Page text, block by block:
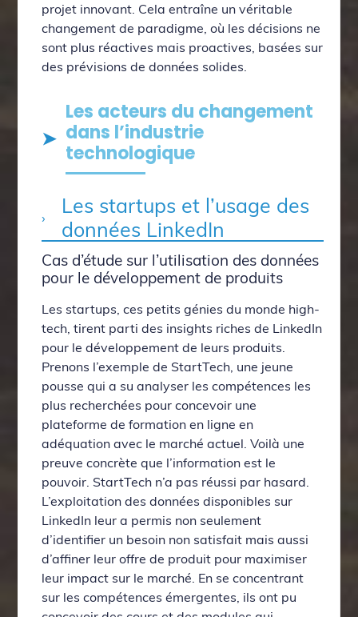
projet innovant. Cela entraîne un véritable
changement de paradigme, où les décisions ne
sont plus réactives mais proactives, basées sur
des prévisions de données solides.
Les acteurs du changement
dans l’industrie
technologique
Les startups et l’usage des
données LinkedIn
Cas d’étude sur l’utilisation des données
pour le développement de produits
Les startups, ces petits génies du monde high-
tech, tirent parti des insights riches de LinkedIn
pour le développement de leurs produits.
Prenons l’exemple de StartTech, une jeune
pousse qui a su analyser les compétences les
plus recherchées pour concevoir une
plateforme de formation en ligne en
adéquation avec le marché actuel. Voilà une
preuve concrète que l’information est le
pouvoir. StartTech n’a pas réussi par hasard.
L’exploitation des données disponibles sur
LinkedIn leur a permis non seulement
d’identifier un besoin non satisfait mais aussi
d’affiner leur offre de produit pour maximiser
leur impact sur le marché. En se concentrant
sur les compétences émergentes, ils ont pu